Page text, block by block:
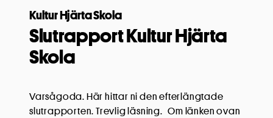
Kultur Hjärta Skola
Slutrapport Kultur Hjärta
Skola
Varsågoda. Här hittar ni den efterlängtade
slutrapporten. Trevlig läsning. Om länken ovan